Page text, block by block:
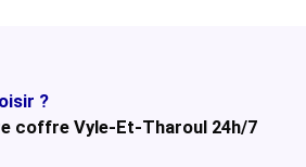
?
coffre Vyle-Et-Tharoul 24h/7